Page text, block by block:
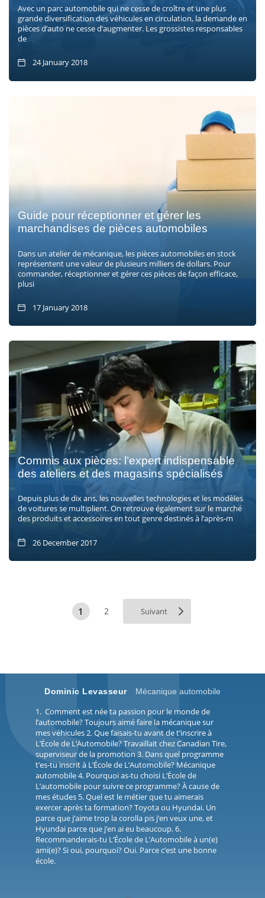
Avec un parc automobile qui ne cesse de croître et une plus
grande diversification des véhicules en circulation, la demande en
pièces d’auto ne cesse d’augmenter. Les grossistes responsables
de
24 January 2018
Guide pour réceptionner et gérer les
marchandises de pièces automobiles
Dans un atelier de mécanique, les pièces automobiles en stock
représentent une valeur de plusieurs milliers de dollars. Pour
commander, réceptionner et gérer ces pièces de façon efficace,
plusi
17 January 2018
Commis aux pièces: l’expert indispensable
des ateliers et des magasins spécialisés
Depuis plus de dix ans, les nouvelles technologies et les modèles
de voitures se multiplient. On retrouve également sur le marché
des produits et accessoires en tout genre destinés à l’après-m
26 December 2017
1 2 Suivant
Dominic Levasseur Mécanique automobile
1. Comment est née ta passion pour le monde de
l’automobile? Toujours aimé faire la mécanique sur
mes véhicules 2. Que faisais-tu avant de t’inscrire à
L’École de L’Automobile? Travaillait chez Canadian Tire,
superviseur de la promotion 3. Dans quel programme
t’es-tu inscrit à L’École de L’Automobile? Mécanique
automobile 4. Pourquoi as-tu choisi L’École de
L’automobile pour suivre ce programme? À cause de
mes études 5. Quel est le métier que tu aimerais
exercer après ta formation? Toyota ou Hyundai. Un
parce que j’aime trop la corolla pis j’en veux une, et
Hyundai parce que j’en ai eu beaucoup. 6.
Recommanderais-tu L’École de L’Automobile à un(e)
ami(e)? Si oui, pourquoi? Oui. Parce c’est une bonne
école.